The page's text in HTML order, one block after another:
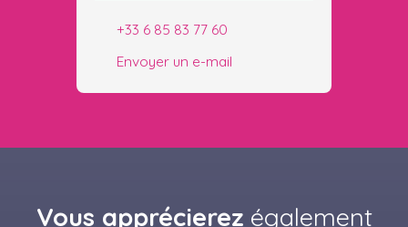
+33 6 85 83 77 60
Envoyer un e-mail
Vous apprécierez également